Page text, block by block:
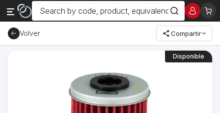
Volver Compartir
Disponible